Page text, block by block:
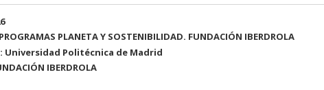
PLANETA Y SOSTENIBILIDAD. FUNDACIÓN IBERDROLA
Universidad Politécnica de Madrid
IBERDROLA